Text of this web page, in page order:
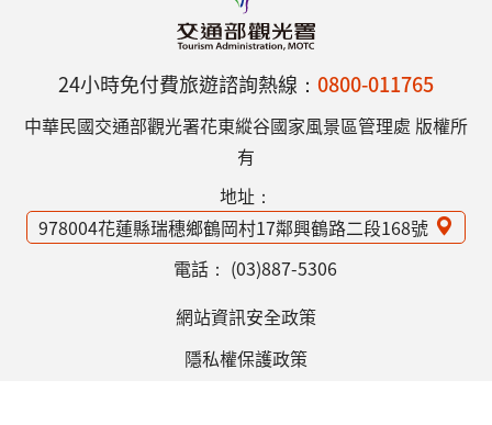
24小時免付費旅遊諮詢熱線： 0800-011765
中華民國交通部觀光署花東縱谷國家風景區管理處 版權所
有
地址：
978004花蓮縣瑞穗鄉鶴岡村17鄰興鶴路二段168號
電話： (03)887-5306
網站資訊安全政策
隱私權保護政策